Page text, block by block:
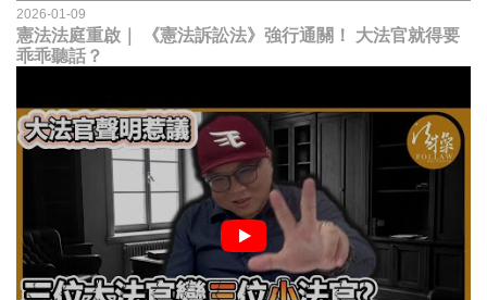
2026-01-09
憲法法庭重啟｜ 《憲法訴訟法》強行通關！ 大法官就得要
乖乖聽話？